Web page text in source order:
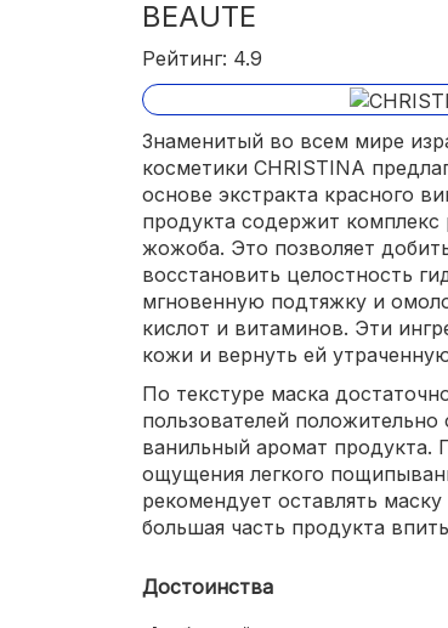
BEAUTE
Рейтинг: 4.9
Знаменитый во всем мире
косметики CHRISTINA
основе экстракта красного
продукта содержит
жожоба. Это позволяет
восстановить целостность
мгновенную подтяжку и
кислот и витаминов. Эти
кожи и вернуть ей
По текстуре маска
пользователей
ванильный аромат продукта.
ощущения легкого
рекомендует оставлять
большая часть продукта
Достоинства